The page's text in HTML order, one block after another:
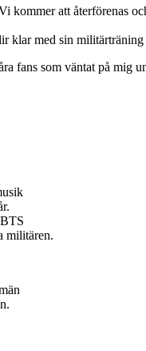
att återförenas
klar med sin
fans som väntat på mig
militären.